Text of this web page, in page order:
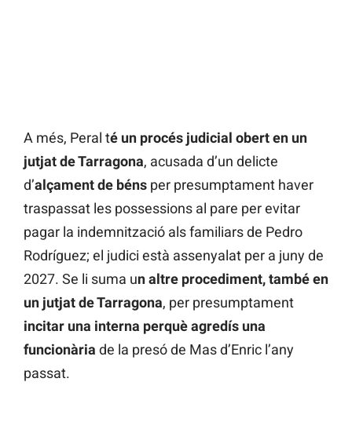
A més, Peral té un procés judicial obert en un
jutjat de Tarragona, acusada d’un delicte
d’alçament de béns per presumptament haver
traspassat les possessions al pare per evitar
pagar la indemnització als familiars de Pedro
Rodríguez; el judici està assenyalat per a juny de
2027. Se li suma un altre procediment, també en
un jutjat de Tarragona, per presumptament
incitar una interna perquè agredís una
funcionària de la presó de Mas d’Enric l’any
passat.